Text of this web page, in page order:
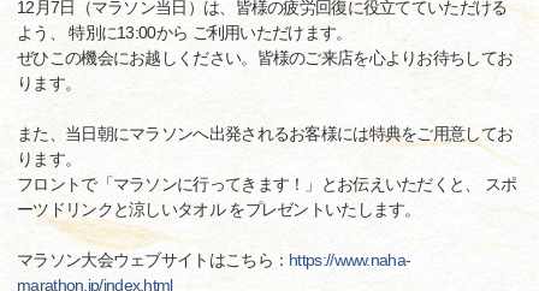
12月7日（マラソン当日）は、皆様の疲労回復に役立てていただける
よう、 特別に13:00から ご利用いただけます。
ぜひこの機会にお越しください。皆様のご来店を心よりお待ちしてお
ります。
また、当日朝にマラソンへ出発されるお客様には特典をご用意してお
ります。
フロントで「マラソンに行ってきます！」とお伝えいただくと、 スポ
ーツドリンクと涼しいタオル をプレゼントいたします。
マラソン大会ウェブサイトはこちら： https://www.naha-
marathon.jp/index.html